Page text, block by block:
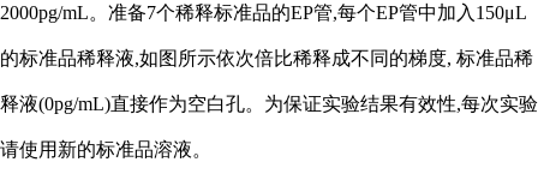
2000pg/mL。准备7个稀释标准品的EP管,每个EP管中加入150μL
的标准品稀释液,如图所示依次倍比稀释成不同的梯度, 标准品稀
释液(0pg/mL)直接作为空白孔。为保证实验结果有效性,每次实验
请使用新的标准品溶液。